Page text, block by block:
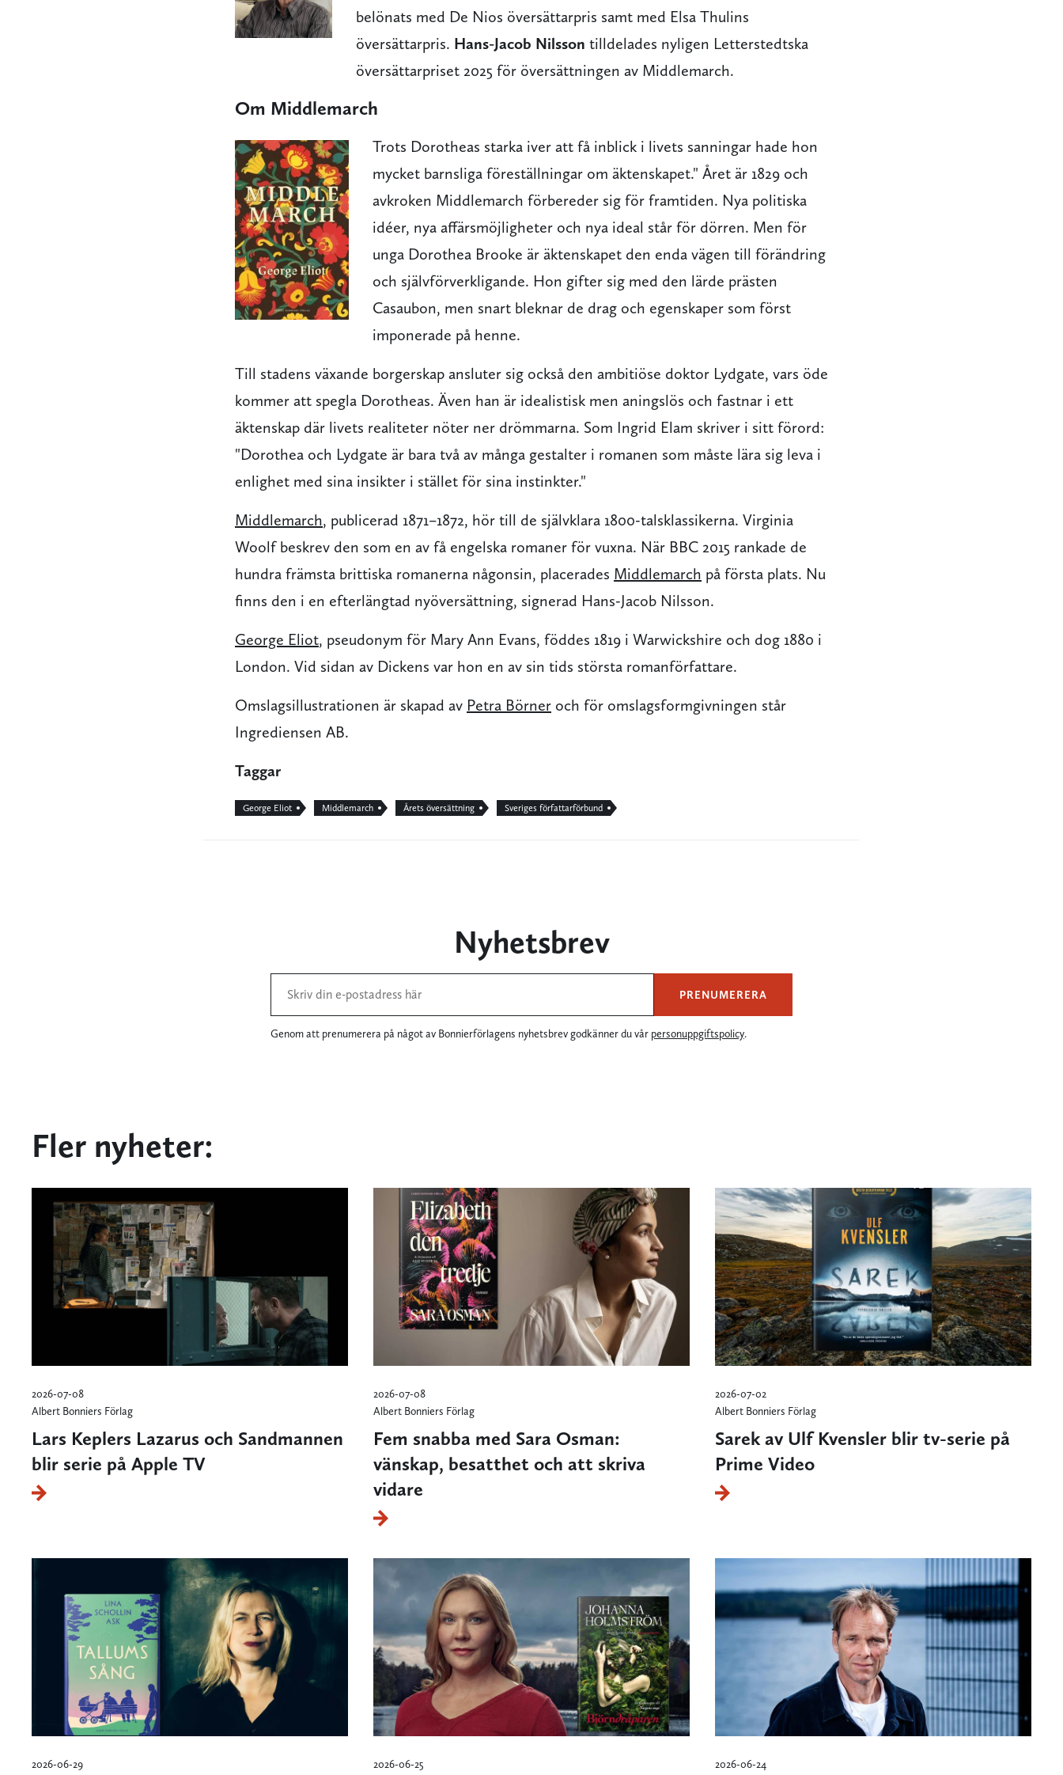
belönats med De Nios översättarpris samt med Elsa Thulins
översättarpris. Hans-Jacob Nilsson tilldelades nyligen Letterstedtska
översättarpriset 2025 för översättningen av Middlemarch.
Om Middlemarch
Trots Dorotheas starka iver att få inblick i livets sanningar hade hon
mycket barnsliga föreställningar om äktenskapet." Året är 1829 och
avkroken Middlemarch förbereder sig för framtiden. Nya politiska
idéer, nya affärsmöjligheter och nya ideal står för dörren. Men för
unga Dorothea Brooke är äktenskapet den enda vägen till förändring
och självförverkligande. Hon gifter sig med den lärde prästen
Casaubon, men snart bleknar de drag och egenskaper som först
imponerade på henne.
Till stadens växande borgerskap ansluter sig också den ambitiöse doktor Lydgate, vars öde
kommer att spegla Dorotheas. Även han är idealistisk men aningslös och fastnar i ett
äktenskap där livets realiteter nöter ner drömmarna. Som Ingrid Elam skriver i sitt förord:
"Dorothea och Lydgate är bara två av många gestalter i romanen som måste lära sig leva i
enlighet med sina insikter i stället för sina instinkter."
Middlemarch, publicerad 1871–1872, hör till de självklara 1800-talsklassikerna. Virginia
Woolf beskrev den som en av få engelska romaner för vuxna. När BBC 2015 rankade de
hundra främsta brittiska romanerna någonsin, placerades Middlemarch på första plats. Nu
finns den i en efterlängtad nyöversättning, signerad Hans-Jacob Nilsson.
George Eliot, pseudonym för Mary Ann Evans, föddes 1819 i Warwickshire och dog 1880 i
London. Vid sidan av Dickens var hon en av sin tids största romanförfattare.
Omslagsillustrationen är skapad av Petra Börner och för omslagsformgivningen står
Ingrediensen AB.
Taggar
George Eliot Middlemarch Årets översättning Sveriges författarförbund
Nyhetsbrev
PRENUMERERA
Genom att prenumerera på något av Bonnierförlagens nyhetsbrev godkänner du vår personuppgiftspolicy.
Fler nyheter:
2026-07-08
Albert Bonniers Förlag
Lars Keplers Lazarus och Sandmannen
blir serie på Apple TV
2026-07-08
Albert Bonniers Förlag
Fem snabba med Sara Osman:
vänskap, besatthet och att skriva
vidare
2026-07-02
Albert Bonniers Förlag
Sarek av Ulf Kvensler blir tv-serie på
Prime Video
2026-06-29
2026-06-25
2026-06-24